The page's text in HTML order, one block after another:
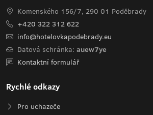
Komenského 156/7, 290 01 Poděbrady
+420 322 312 622
info@hotelovkapodebrady.eu
Datová schránka: auew7ye
Kontaktní formulář
Rychlé odkazy
Pro uchazeče